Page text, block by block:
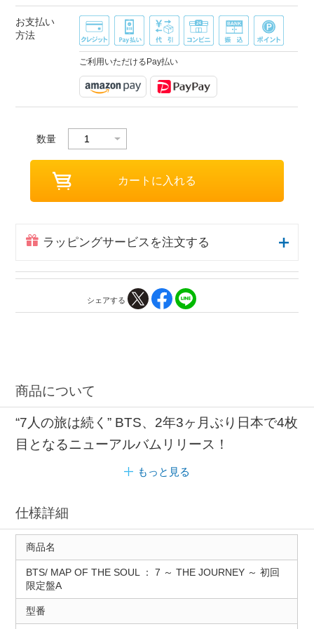
お支払い
方法
ご利用いただけるPay払い
数量
ラッピングサービスを注文する
シェアする
商品について
“7人の旅は続く” BTS、2年3ヶ月ぶり日本で4枚
目となるニューアルバムリリース！
もっと見る
仕様詳細
商品名
BTS/ MAP OF THE SOUL ： 7 ～ THE JOURNEY ～ 初回
限定盤A
型番